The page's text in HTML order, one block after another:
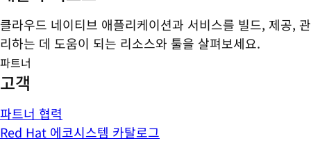
클라우드 네이티브 애플리케이션과 서비스를 빌드, 제공, 관
리하는 데 도움이 되는 리소스와 툴을 살펴보세요.
파트너
고객
파트너 협력
Red Hat 에코시스템 카탈로그